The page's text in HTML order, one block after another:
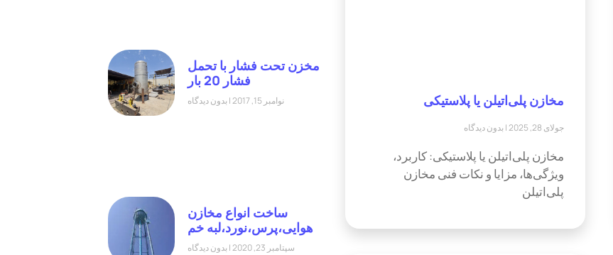
مخازن پلی‌اتیلن یا پلاستیکی
جولای 28, 2025 بدون دیدگاه
مخازن پلی‌اتیلن یا پلاستیکی: کاربرد،
ویژگی‌ها، مزایا و نکات فنی مخازن
پلی‌اتیلن
مخزن تحت فشار با تحمل
فشار 20 بار
نوامبر 15, 2017 بدون دیدگاه
ساخت انواع مخازن
هوایی،پرس،نورد،لبه خم
سپتامبر 23, 2020 بدون دیدگاه